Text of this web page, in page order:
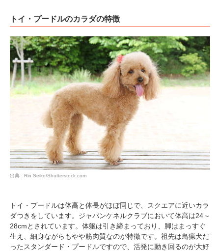
トイ・プードルのカラダの特徴
出典 : Rin Seiko/Shutterstock.com
トイ・プードルは体高と体長がほぼ同じで、スクエアに近いカラ
ダつきをしています。ジャパンケネルクラブにおいて体高は24～
28cmとされています。体躯は引き締まっており、脚はまっすぐ
生え、細身ながらもやや筋肉質なのが特徴です。祖先は鳥猟犬だ
ったスタンダード・プードルですので、活発に動き回るのが大好
PECOアプリをダウンロード済みの方
アプリで開く